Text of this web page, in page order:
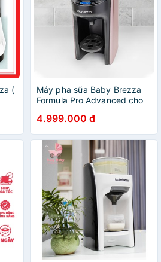
(
Máy pha sữa Baby Brezza
Formula Pro Advanced cho
hãng
4.999.000 đ